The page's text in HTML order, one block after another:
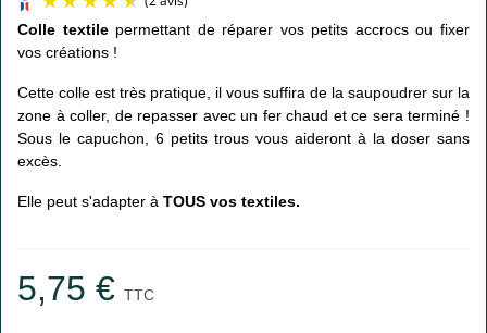
(2 avis)
Colle textilepermettant de réparer vos petits accrocs ou fixer
vos créations !
Cette colle est très pratique, il vous suffira de la saupoudrer sur la
zone à coller, de repasser avec un fer chaud et ce sera terminé !
Sous le capuchon, 6 petits trous vous aideront à la doser sans
excès.
Elle peut s'adapter à TOUS vos textiles.
5,75 € TTC